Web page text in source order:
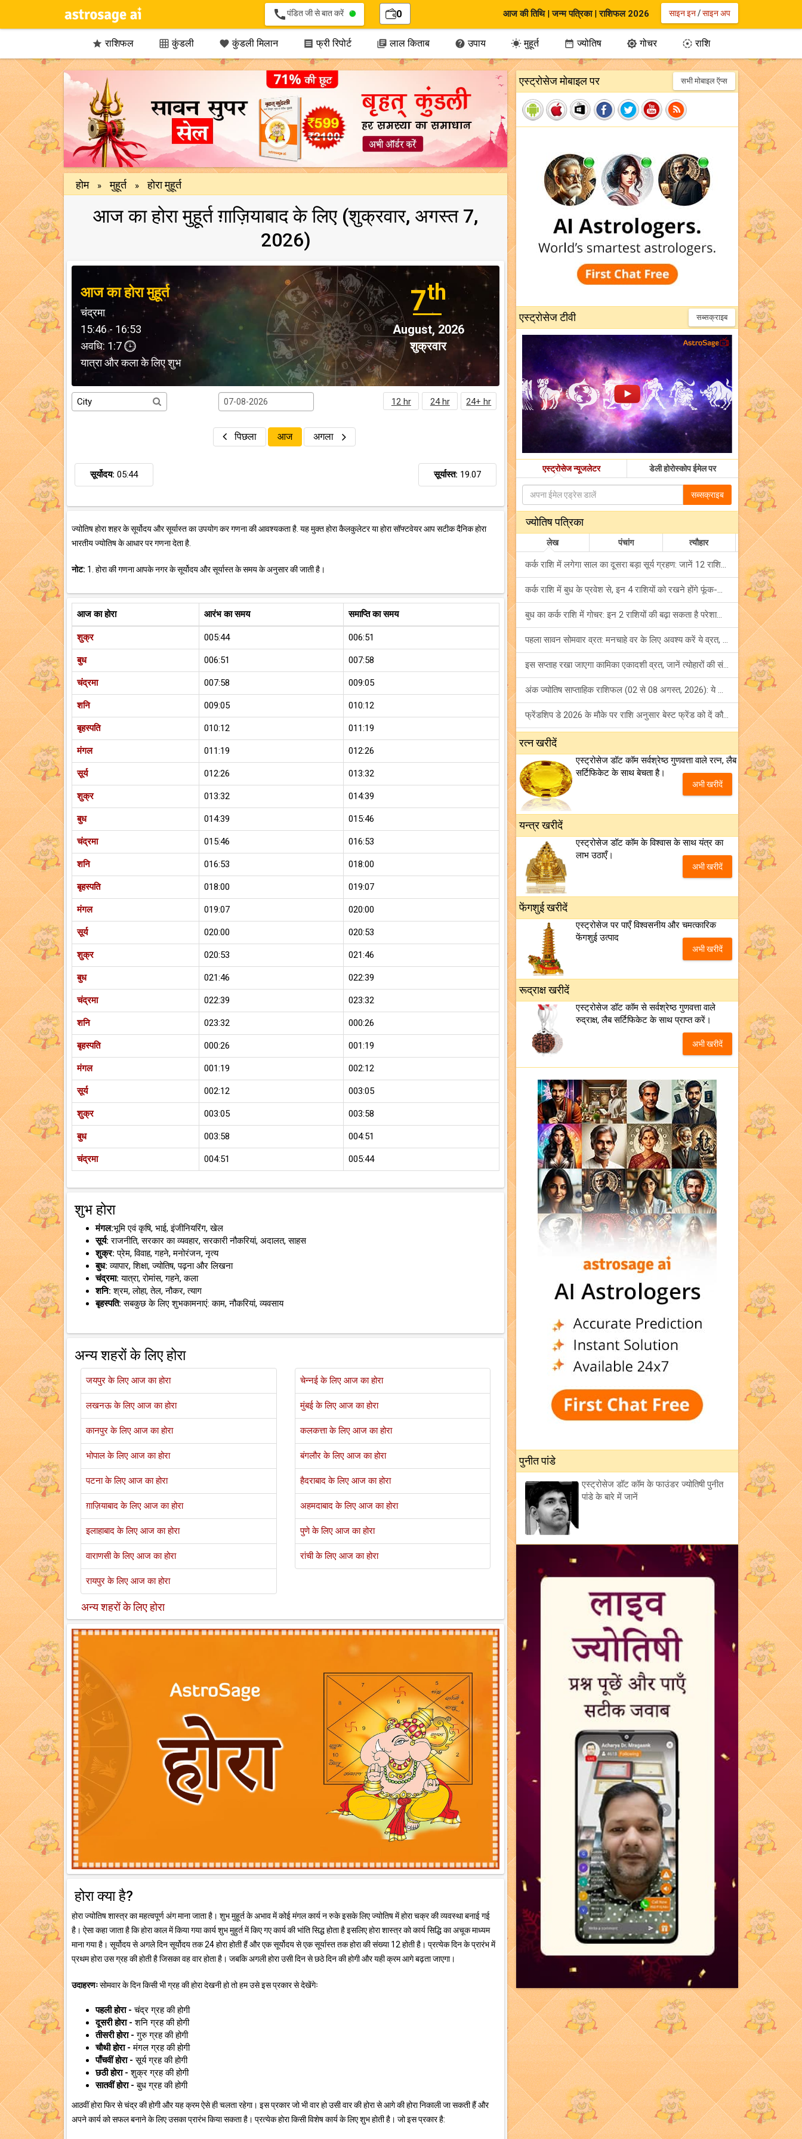
callपंडित जी से बात करें 0 आज की तिथि|जन्म पत्रिका|राशिफल 2026 साइन इन/साइन अप
 राशिफल  कुंडली  कुंडली मिलान  फ्री रिपोर्ट  लाल किताब  उपाय मुहूर्त  ज्योतिष  गोचर  राशि
होम » मुहूर्त » होरा मुहूर्त
आज का होरा मुहूर्त ग़ाज़ियाबाद के लिए (शुक्रवार, अगस्त 7,
2026)
आज का होरा मुहूर्त
चंद्रमा
15:46 - 16:53
अवधि: 1:7
यात्रा और कला के लिए शुभ
7th
August, 2026
शुक्रवार
12 hr 24 hr 24+ hr
पिछला आज अगला
सूर्योदय: 05:44 सूर्यास्त: 19.07
ज्योतिष होरा शहर के सूर्योदय और सूर्यास्त का उपयोग कर गणना की आवश्यकता है. यह मुक्त होरा कैलकुलेटर या होरा सॉफ्टवेयर आप सटीक दैनिक होरा
भारतीय ज्योतिष के आधार पर गणना देता है.
नोट: 1. होरा की गणना आपके नगर के सूर्योदय और सूर्यास्त के समय के अनुसार की जाती है।
आज का होरा आरंभ का समय समाप्ति का समय
शुक्र 005:44 006:51
बुध 006:51 007:58
चंद्रमा 007:58 009:05
शनि 009:05 010:12
बृहस्पति 010:12 011:19
मंगल 011:19 012:26
सूर्य 012:26 013:32
शुक्र 013:32 014:39
बुध 014:39 015:46
चंद्रमा 015:46 016:53
शनि 016:53 018:00
बृहस्पति 018:00 019:07
मंगल 019:07 020:00
सूर्य 020:00 020:53
शुक्र 020:53 021:46
बुध 021:46 022:39
चंद्रमा 022:39 023:32
शनि 023:32 000:26
बृहस्पति 000:26 001:19
मंगल 001:19 002:12
सूर्य 002:12 003:05
शुक्र 003:05 003:58
बुध 003:58 004:51
चंद्रमा 004:51 005:44
शुभ होरा
मंगल:भूमि एवं कृषि, भाई, इंजीनियरिंग, खेल
सूर्य: राजनीति, सरकार का व्यवहार, सरकारी नौकरियां, अदालत, साहस
शुक्र: प्रेम, विवाह, गहने, मनोरंजन, नृत्य
बुध: व्यापार, शिक्षा, ज्योतिष, पढ़ना और लिखना
चंद्रमा: यात्रा, रोमांस, गहने, कला
शनि: श्रम, लोहा, तेल, नौकर, त्याग
बृहस्पति: सबकुछ के लिए शुभकामनाएं: काम, नौकरियां, व्यवसाय
अन्य शहरों के लिए होरा
जयपुर के लिए आज का होरा
लखनऊ के लिए आज का होरा
कानपुर के लिए आज का होरा
भोपाल के लिए आज का होरा
पटना के लिए आज का होरा
ग़ाज़ियाबाद के लिए आज का होरा
इलाहाबाद के लिए आज का होरा
वाराणसी के लिए आज का होरा
रायपुर के लिए आज का होरा
चेन्नई के लिए आज का होरा
मुंबई के लिए आज का होरा
कलकत्ता के लिए आज का होरा
बंगलौर के लिए आज का होरा
हैदराबाद के लिए आज का होरा
अहमदाबाद के लिए आज का होरा
पुणे के लिए आज का होरा
रांची के लिए आज का होरा
अन्य शहरों के लिए होरा
होरा क्या है?
होरा ज्योतिष शास्त्र का महत्वपूर्ण अंग माना जाता है। शुभ मुहूर्त के अभाव में कोई मंगल कार्य न रुके इसके लिए ज्योतिष में होरा चक्र की व्यवस्था बनाई गई
है। ऐसा कहा जाता है कि होरा काल में किया गया कार्य शुभ मुहुर्त में किए गए कार्य की भांति सिद्ध होता है इसलिए होरा शास्त्र को कार्य सिद्धि का अचूक माध्यम
माना गया है। सूर्योदय से अगले दिन सूर्योदय तक 24 होरा होती हैं और एक सूर्योदय से एक सूर्यास्त तक होरा की संख्या 12 होती है। प्रत्येक दिन के प्रारंभ में
प्रथम होरा उस ग्रह की होती है जिसका वह वार होता है। जबकि अगली होरा उसी दिन से छठे दिन की होगी और यही क्रम आगे बढ़ता जाएगा।
उदाहरणःसोमवार के दिन किसी भी ग्रह की होरा देखनी हो तो हम उसे इस प्रकार से देखेंगेः
पहली होरा -चंद्र ग्रह की होगी
दूसरी होरा -शनि ग्रह की होगी
तीसरी होरा -गुरु ग्रह की होगी
चौथी होरा -मंगल ग्रह की होगी
पाँचवीं होरा -सूर्य ग्रह की होगी
छठी होरा -शुक्र ग्रह की होगी
सातवीं होरा -बुध ग्रह की होगी
आठवीं होरा फिर से चंद्र की होगी और यह क्रम ऐसे ही चलता रहेगा। इस प्रकार जो भी वार हो उसी वार की होरा से आगे की होरा निकाली जा सकती हैं और
अपने कार्य को सफल बनाने के लिए उसका प्रारंभ किया सकता है। प्रत्येक होरा किसी विशेष कार्य के लिए शुभ होती है। जो इस प्रकार है:
एस्ट्रोसेज मोबाइल पर सभी मोबाइल ऍप्स
एस्ट्रोसेज टीवी सब्सक्राइब
एस्ट्रोसेज न्यूजलेटर डेली होरोस्कोप ईमेल पर
सब्सक्राइब
ज्योतिष पत्रिका
लेख पंचांग त्यौहार
कर्क राशि में लगेगा साल का दूसरा बड़ा सूर्य ग्रहण: जानें 12 राशियों पर शुभ-अशुभ प्रभाव!
कर्क राशि में बुध के प्रवेश से, इन 4 राशियों को रखने होंगे फूंक-फूंक कर कदम!
बुध का कर्क राशि में गोचर: इन 2 राशियों की बढ़ा सकता है परेशानियां, हो जाएं सावधान!
पहला सावन सोमवार व्रत: मनचाहे वर के लिए अवश्य करें ये व्रत, जानें नियम एवं पूजा विधि!
इस सप्ताह रखा जाएगा कामिका एकादशी व्रत, जानें त्योहारों की संपूर्ण लिस्ट!
अंक ज्योतिष साप्ताहिक राशिफल (02 से 08 अगस्त, 2026): ये सप्ताह क्यों है खास?
फ्रेंडशिप डे 2026 के मौके पर राशि अनुसार बेस्ट फ्रेंड को दें कौन सा गिफ्ट? जानें
टैरो साप्ताहिक राशिफल (02 से 08 अगस्त, 2026): जानें 12 राशियों का विस्तृत भविष्यफल!
शनि साढ़े साती और ढैय्या से परेशान हैं? शनि कृपा के लिए अवश्य करें शनिवार व्रत!
रत्न खरीदें
एस्ट्रोसेज डॉट कॉम सर्वश्रेष्ठ गुणवत्ता वाले रत्न, लैब
सर्टिफिकेट के साथ बेचता है।
अभी खरीदें
यन्त्र खरीदें
एस्ट्रोसेज डॉट कॉम के विश्वास के साथ यंत्र का
लाभ उठाएँ।
अभी खरीदें
फेंगशुई खरीदें
एस्ट्रोसेज पर पाएँ विश्वसनीय और चमत्कारिक
फेंगशुई उत्पाद
अभी खरीदें
रूद्राक्ष खरीदें
एस्ट्रोसेज डॉट कॉम से सर्वश्रेष्ठ गुणवत्ता वाले
रुद्राक्ष, लैब सर्टिफिकेट के साथ प्राप्त करें।
अभी खरीदें
पुनीत पांडे
एस्ट्रोसेज डॉट कॉम के फाउंडर ज्योतिषी पुनीत
पांडे के बारे में जानें